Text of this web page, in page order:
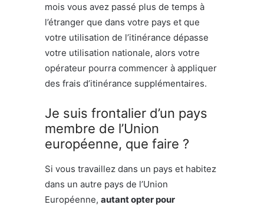
mois vous avez passé plus de temps à
l’étranger que dans votre pays et que
votre utilisation de l’itinérance dépasse
votre utilisation nationale, alors votre
opérateur pourra commencer à appliquer
des frais d’itinérance supplémentaires.
Je suis frontalier d’un pays
membre de l’Union
européenne, que faire ?
Si vous travaillez dans un pays et habitez
dans un autre pays de l’Union
Européenne, autant opter pour